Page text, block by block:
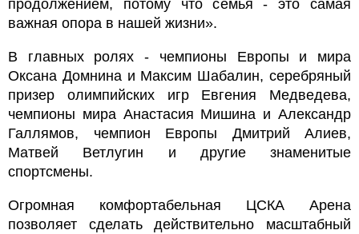
продолжением, потому что семья - это самая
важная опора в нашей жизни».
В главных ролях - чемпионы Европы и мира
Оксана Домнина и Максим Шабалин, серебряный
призер олимпийских игр Евгения Медведева,
чемпионы мира Анастасия Мишина и Александр
Галлямов, чемпион Европы Дмитрий Алиев,
Матвей Ветлугин и другие знаменитые
спортсмены.
Огромная комфортабельная ЦСКА Арена
позволяет сделать действительно масштабный